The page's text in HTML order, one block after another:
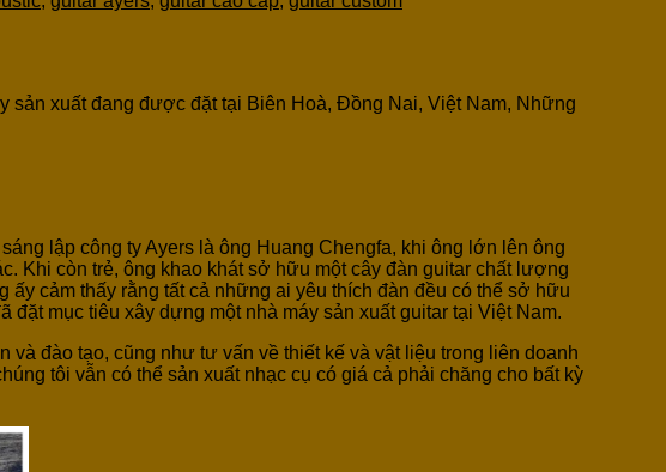
sản xuất đang được đặt tại Biên Hoà, Đồng Nai, Việt Nam, Những
lập công ty Ayers là ông Huang Chengfa, khi ông lớn lên ông
Khi còn trẻ, ông khao khát sở hữu một cây đàn guitar chất lượng
cảm thấy rằng tất cả những ai yêu thích đàn đều có thể sở hữu
mục tiêu xây dựng một nhà máy sản xuất guitar tại Việt Nam.
đào tạo, cũng như tư vấn về thiết kế và vật liệu trong liên doanh
tôi vẫn có thể sản xuất nhạc cụ có giá cả phải chăng cho bất kỳ